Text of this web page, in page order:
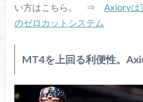
い方はこちら。 ⇒ Axioryは
のゼロカットシステム
MT4を上回る利便性。